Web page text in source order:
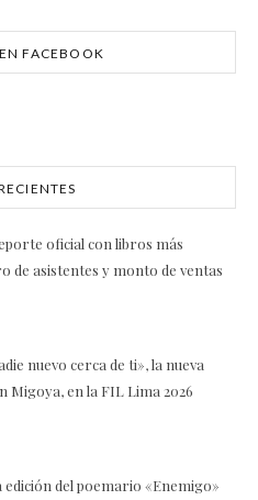
FACEBOOK
oficial con libros más
de asistentes y monto de ventas
nuevo cerca de ti», la nueva
Migoya, en la FIL Lima 2026
edición del poemario «Enemigo»